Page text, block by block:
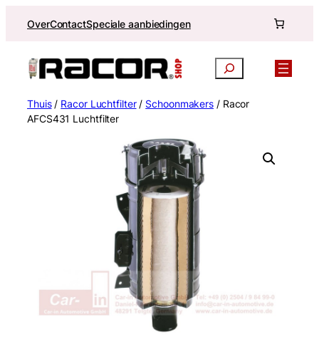
inhoud
OverContactSpeciale aanbiedingen
Zoekopdracht
Thuis/ Racor Luchtfilter/ Schoonmakers / Racor
AFCS431 Luchtfilter